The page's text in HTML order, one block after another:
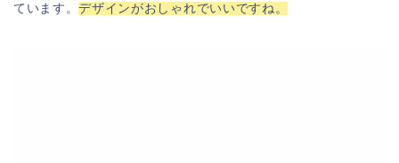
ています。デザインがおしゃれでいいですね。